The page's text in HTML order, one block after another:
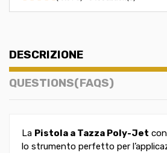
DESCRIZIONE
QUESTIONS(FAQS)
La Pistola a Tazza Poly-Jet con
lo strumento perfetto per